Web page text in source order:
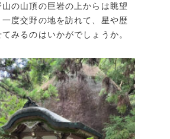
の山頂の巨岩の上からは眺望
度交野の地を訪れて、星や歴
みるのはいかがでしょうか。